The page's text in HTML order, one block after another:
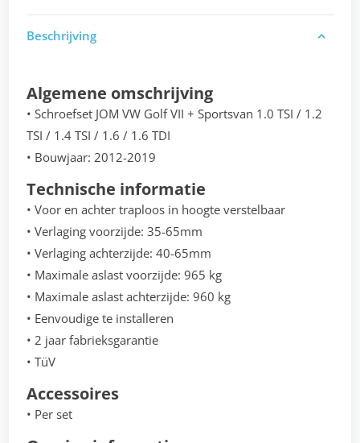
Beschrijving
Algemene omschrijving
• Schroefset JOM VW Golf VII + Sportsvan 1.0 TSI / 1.2
TSI / 1.4 TSI / 1.6 / 1.6 TDI
• Bouwjaar: 2012-2019
Technische informatie
• Voor en achter traploos in hoogte verstelbaar
• Verlaging voorzijde: 35-65mm
• Verlaging achterzijde: 40-65mm
• Maximale aslast voorzijde: 965 kg
• Maximale aslast achterzijde: 960 kg
• Eenvoudige te installeren
• 2 jaar fabrieksgarantie
• TüV
Accessoires
• Per set